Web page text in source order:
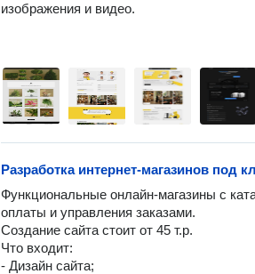
изображения и видео.
Разработка интернет-магазинов под
Функциональные онлайн-магазины с
оплаты и управления заказами.
Создание сайта стоит от 45 т.р.
Что входит:
- Дизайн сайта;